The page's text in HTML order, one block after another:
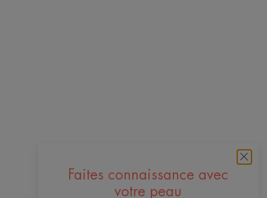
Faites connaissance avec
votre peau